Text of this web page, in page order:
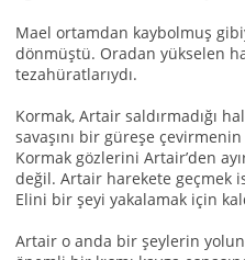
Mael ortamdan kaybolmuş
dönmüştü. Oradan yükselen
tezahüratlarıydı.
Kormak, Artair saldırmadığı
savaşını bir güreşe
Kormak gözlerini Artair’den
değil. Artair harekete geçmek
Elini bir şeyi yakalamak için
Artair o anda bir şeylerin